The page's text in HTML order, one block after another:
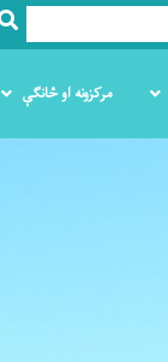
مرکزونه او څانګې